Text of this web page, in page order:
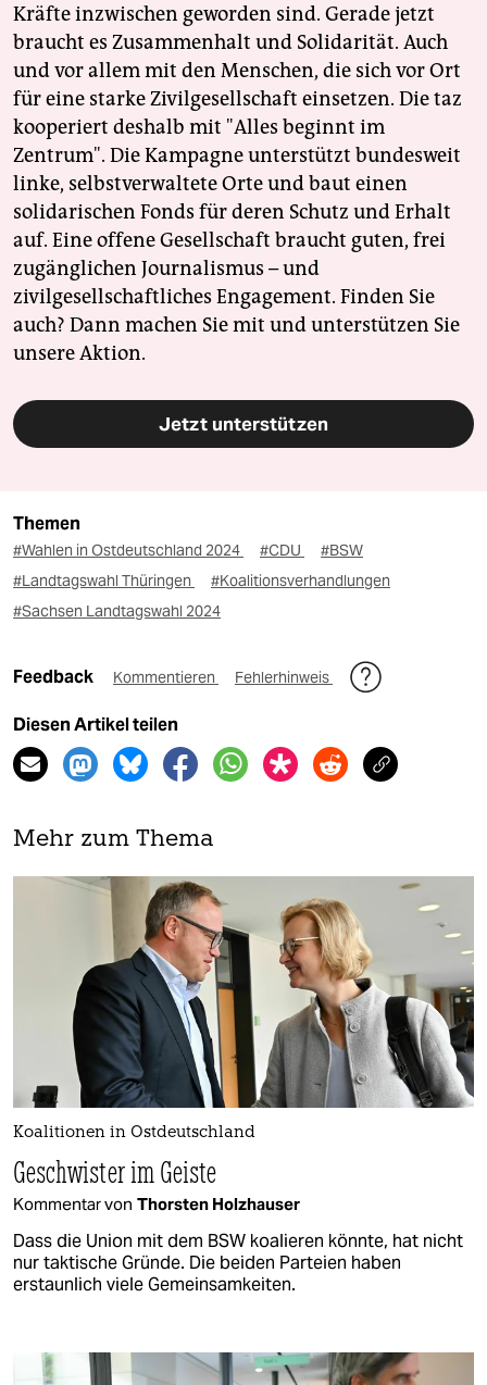
Kräfte inzwischen geworden sind. Gerade jetzt
braucht es Zusammenhalt und Solidarität. Auch
und vor allem mit den Menschen, die sich vor Ort
für eine starke Zivilgesellschaft einsetzen. Die taz
kooperiert deshalb mit "Alles beginnt im
Zentrum". Die Kampagne unterstützt bundesweit
linke, selbstverwaltete Orte und baut einen
solidarischen Fonds für deren Schutz und Erhalt
auf. Eine offene Gesellschaft braucht guten, frei
zugänglichen Journalismus – und
zivilgesellschaftliches Engagement. Finden Sie
auch? Dann machen Sie mit und unterstützen Sie
unsere Aktion.
Jetzt unterstützen
Themen
#Wahlen in Ostdeutschland 2024 #CDU
#BSW
#Landtagswahl Thüringen
#Koalitionsverhandlungen
#Sachsen Landtagswahl 2024
Feedback Kommentieren Fehlerhinweis
Diesen Artikel teilen
Mehr zum Thema
Koalitionen in Ostdeutschland
Geschwister im Geiste
Kommentar von Thorsten Holzhauser
Dass die Union mit dem BSW koalieren könnte, hat nicht
nur taktische Gründe. Die beiden Parteien haben
erstaunlich viele Gemeinsamkeiten.